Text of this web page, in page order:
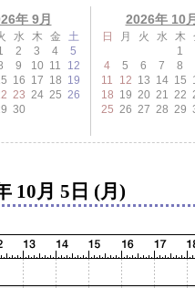
年 9月
水 木 金
土
2 3 4
5
9 10 11
12
16 17 18 19
23 24 25 26
30
2026年 10
日 月 火 水 木
1
4
5 6 7
8
11
12 13 14 15
18 19 20 21 22
25 26 27 28 29
10月 5日 (月)